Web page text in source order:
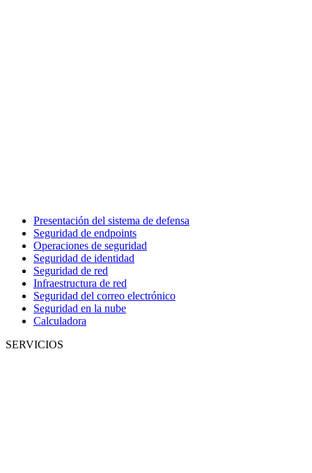
Presentación del sistema de defensa
Seguridad de endpoints
Operaciones de seguridad
Seguridad de identidad
Seguridad de red
Infraestructura de red
Seguridad del correo electrónico
Seguridad en la nube
Calculadora
SERVICIOS